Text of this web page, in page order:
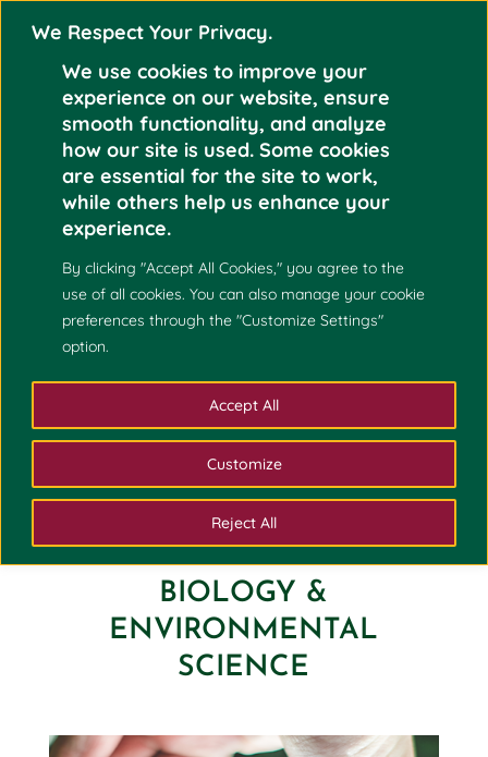
We Respect Your Privacy.
We use cookies to improve your
experience on our website, ensure
smooth functionality, and analyze
how our site is used. Some cookies
are essential for the site to work,
while others help us enhance your
experience.
By clicking "Accept All Cookies," you agree to the
use of all cookies. You can also manage your cookie
preferences through the "Customize Settings"
option.
Customize
Reject All
Accept All
GRADUATE
PROGRAMS
Biology & Environmental Science
Mathematics and Statistics
Computer Science
BIOLOGY &
ENVIRONMENTAL
SCIENCE